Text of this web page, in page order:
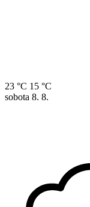
23 °C 15 °C
sobota 8. 8.